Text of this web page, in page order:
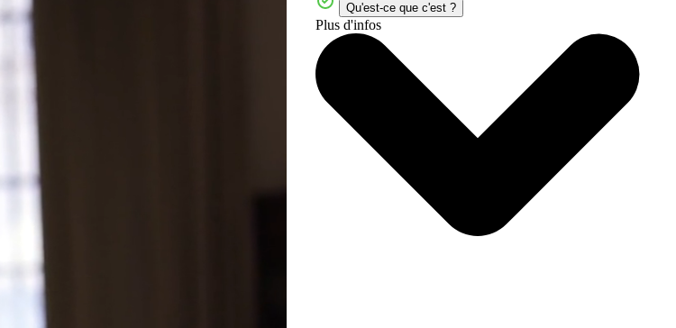
Qu'est-ce que c'est ?
Plus d'infos